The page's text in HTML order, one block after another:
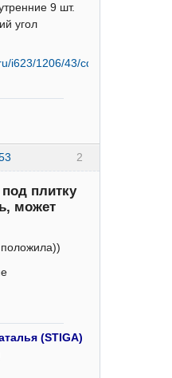
9 шт.
угол
2
плитку
может
(STIGA)